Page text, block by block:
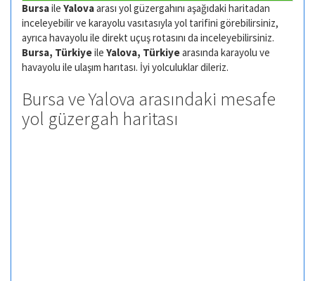
Bursaile Yalovaarası yol güzergahını aşağıdaki haritadan
inceleyebilir ve karayolu vasıtasıyla yol tarifini görebilirsiniz,
ayrıca havayolu ile direkt uçuş rotasını da inceleyebilirsiniz.
Bursa, Türkiyeile Yalova, Türkiyearasında karayolu ve
havayolu ile ulaşım harıtası. İyi yolculuklar dileriz.
Bursa ve Yalova arasındaki mesafe
yol güzergah haritası